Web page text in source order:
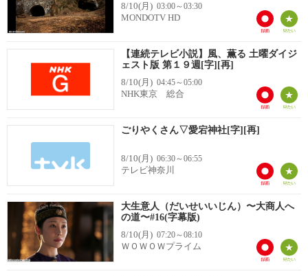
8/10(月) 03:00～03:30
MONDOTV HD
【連続テレビ小説】風、薫る 土曜ダイジ
ェスト版 第１９週[字][再]
8/10(月) 04:45～05:00
NHK東京 総合
ごりやくさん▽愛宕神社[字][再]
8/10(月) 06:30～06:55
テレビ神奈川
大生意人（だいせいいじん）〜大商人へ
の道〜#16(字幕版)
8/10(月) 07:20～08:10
ＷＯＷＯＷプライム